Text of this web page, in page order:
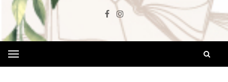
Facebook
Instagram